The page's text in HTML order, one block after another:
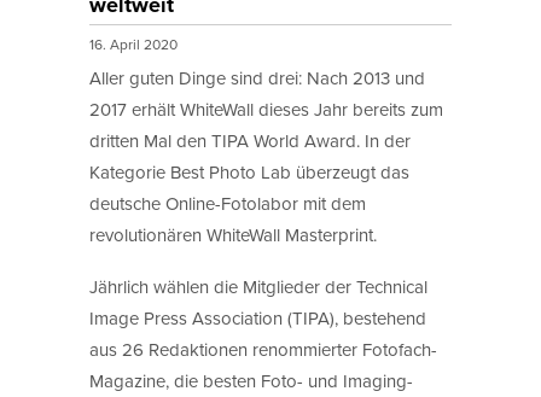
16. April 2020
Aller guten Dinge sind drei: Nach 2013 und
2017 erhält WhiteWall dieses Jahr bereits zum
dritten Mal den TIPA World Award. In der
Kategorie Best Photo Lab überzeugt das
deutsche Online-Fotolabor mit dem
revolutionären WhiteWall Masterprint.
Jährlich wählen die Mitglieder der Technical
Image Press Association (TIPA), bestehend
aus 26 Redaktionen renommierter Fotofach-
Magazine, die besten Foto- und Imaging-